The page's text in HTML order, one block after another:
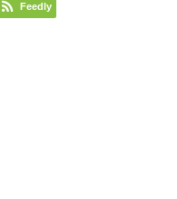
Feedly